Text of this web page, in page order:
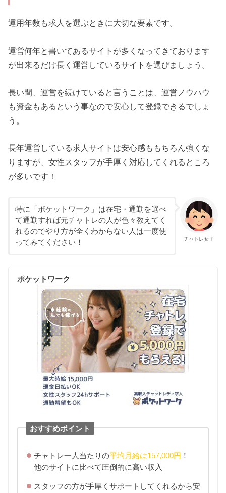
運用年数も求人を選ぶときに大切な要素です。
運営何年と書いてあるサイトが多くなってきております
が出来るだけ長く運営しているサイトを選びましょう。
長い間、運営を続けていると言うことは、運営ノウハウ
も資金もあるという事なので安心して登録できるでしょ
う。
長年運営している求人サイトは安心感ももちろん強くな
りますが、女性スタッフが手厚く対応してくれるところ
が多いです！
チャトレ女子
特に「ポケットワーク」は在宅・通勤を選べ
て通勤すれば元チャトレの人が色々教えてく
れるのでやり方が全くわからない人は一度使
ってみてください！
ポケットワーク
おすすめポイント
チャトレ一人当たりの平均月給は157,000円 ！
他のサイトに比べて圧倒的に高い収入
スタッフの方が手厚くサポートしてくれるから安